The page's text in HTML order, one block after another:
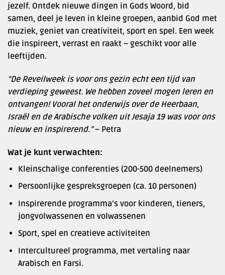
jezelf. Ontdek nieuwe dingen in Gods Woord, bid
samen, deel je leven in kleine groepen, aanbid God met
muziek, geniet van creativiteit, sport en spel. Een week
die inspireert, verrast en raakt – geschikt voor alle
leeftijden.
“De Reveilweek is voor ons gezin echt een tijd van
verdieping geweest. We hebben zoveel mogen leren en
ontvangen! Vooral het onderwijs over de Heerbaan,
Israël en de Arabische volken uit Jesaja 19 was voor ons
nieuw en inspirerend.”– Petra
Wat je kunt verwachten:
Kleinschalige conferenties (200-500 deelnemers)
Persoonlijke gespreksgroepen (ca. 10 personen)
Inspirerende programma’s voor kinderen, tieners,
jongvolwassenen en volwassenen
Sport, spel en creatieve activiteiten
Intercultureel programma, met vertaling naar
Arabisch en Farsi.